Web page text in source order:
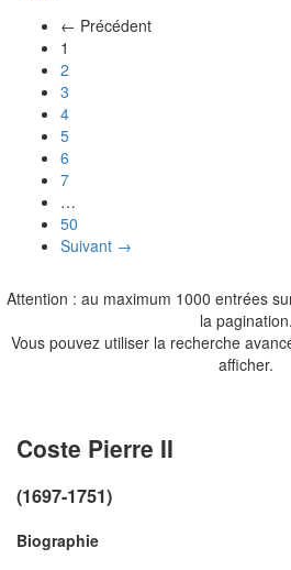
← Précédent
1
2
3
4
5
6
7
…
50
Suivant →
Attention : au maximum 1000 entrées
la pagination.
Vous pouvez utiliser la recherche
afficher.
Coste Pierre II
(1697-1751)
Biographie